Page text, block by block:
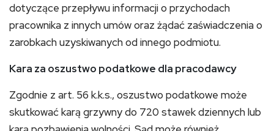
dotyczące przepływu informacji o przychodach
pracownika z innych umów oraz żądać zaświadczenia o
zarobkach uzyskiwanych od innego podmiotu.
Kara za oszustwo podatkowe dla pracodawcy
Zgodnie z art. 56 k.k.s., oszustwo podatkowe może
skutkować karą grzywny do 720 stawek dziennych lub